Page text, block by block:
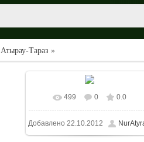
Атырау-Тараз »
В реальном размере
1024x683/ 624.4Kb
499 0 0.0
Добавлено 22.10.2012